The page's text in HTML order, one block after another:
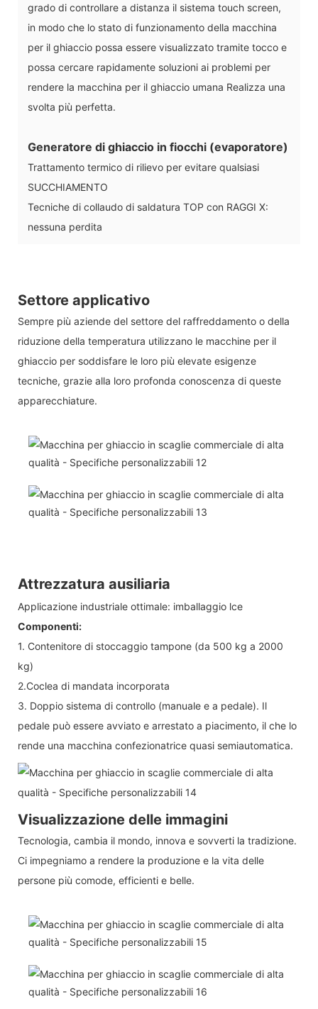
grado di controllare a distanza il sistema touch screen,
in modo che lo stato di funzionamento della macchina
per il ghiaccio possa essere visualizzato tramite tocco e
possa cercare rapidamente soluzioni ai problemi per
rendere la macchina per il ghiaccio umana Realizza una
svolta più perfetta.
Generatore di ghiaccio in fiocchi (evaporatore)
Trattamento termico di rilievo per evitare qualsiasi
SUCCHIAMENTO
Tecniche di collaudo di saldatura TOP con RAGGI X:
nessuna perdita
Settore applicativo
Sempre più aziende del settore del raffreddamento o della
riduzione della temperatura utilizzano le macchine per il
ghiaccio per soddisfare le loro più elevate esigenze
tecniche, grazie alla loro profonda conoscenza di queste
apparecchiature.
Attrezzatura ausiliaria
Applicazione industriale ottimale: imballaggio lce
Componenti:
1. Contenitore di stoccaggio tampone (da 500 kg a 2000
kg)
2.Coclea di mandata incorporata
3. Doppio sistema di controllo (manuale e a pedale). Il
pedale può essere avviato e arrestato a piacimento, il che lo
rende una macchina confezionatrice quasi semiautomatica.
Visualizzazione delle immagini
Tecnologia, cambia il mondo, innova e sovverti la tradizione.
Ci impegniamo a rendere la produzione e la vita delle
persone più comode, efficienti e belle.